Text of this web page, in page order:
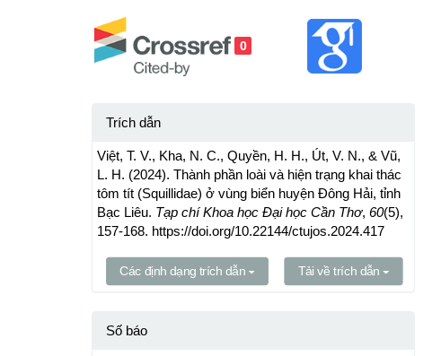
0
Trích dẫn
Việt, T. V., Kha, N. C., Quyền, H. H., Út, V. N., & Vũ,
L. H. (2024). Thành phần loài và hiện trạng khai thác
tôm tít (Squillidae) ở vùng biển huyện Đông Hải, tỉnh
Bạc Liêu. Tạp chí Khoa học Đại học Cần Thơ, 60(5),
157-168. https://doi.org/10.22144/ctujos.2024.417
Các định dạng trích dẫn Tải về trích dẫn
Số báo